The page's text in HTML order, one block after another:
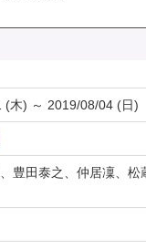
(木) ～ 2019/08/04 (日)
豊田泰之、仲居凜、松